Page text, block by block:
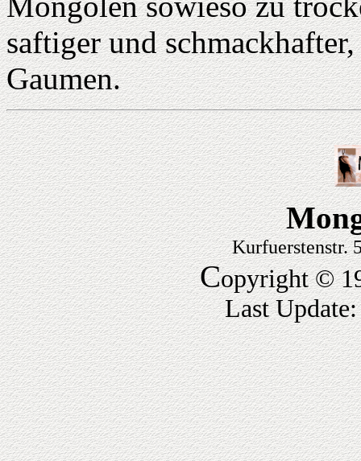
saftiger und
Gaumen.
Kurfuerstenstr.
Copyright ©
Last